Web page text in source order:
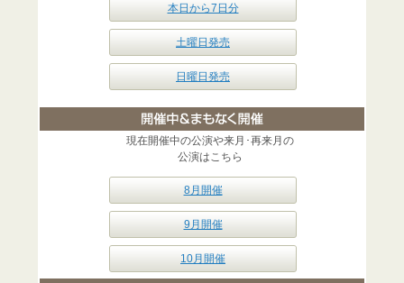
本日から7日分
土曜日発売
日曜日発売
現在開催中の公演や来月･再来月の
公演はこちら
8月開催
9月開催
10月開催